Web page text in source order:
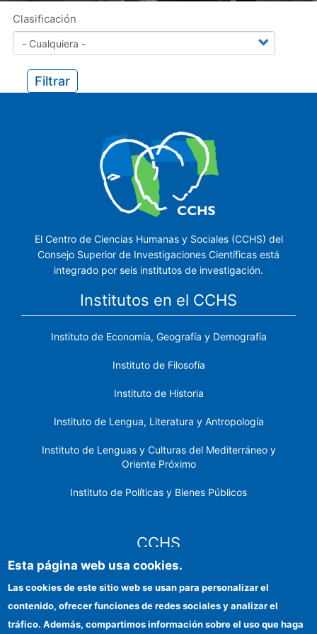
Clasificación
Filtrar
El Centro de Ciencias Humanas y Sociales (CCHS) del
Consejo Superior de Investigaciones Científicas está
integrado por seis institutos de investigación.
Institutos en el CCHS
Instituto de Economía, Geografía y Demografía
Instituto de Filosofía
Instituto de Historia
Instituto de Lengua, Literatura y Antropología
Instituto de Lenguas y Culturas del Mediterráneo y
Oriente Próximo
Instituto de Políticas y Bienes Públicos
CCHS
Identidad institucional
Esta página web usa cookies.
Las cookies de este sitio web se usan para personalizar el
contenido, ofrecer funciones de redes sociales y analizar el
tráfico. Además, compartimos información sobre el uso que haga